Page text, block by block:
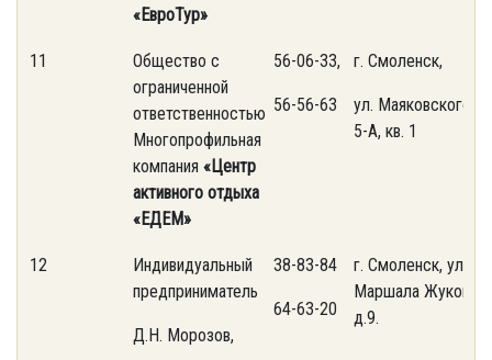
«ЕвроТур»
11
Общество с
ограниченной
ответственностью
Многопрофильная
компания «Центр
активного отдыха
«ЕДЕМ»
56-06-33,
56-56-63
г. Смоленск,
ул. Маяковского, д.
5-А, кв. 1
12
Индивидуальный
предприниматель
Д.Н. Морозов,
38-83-84
64-63-20
г. Смоленск, ул.
Маршала Жукова,
д.9.